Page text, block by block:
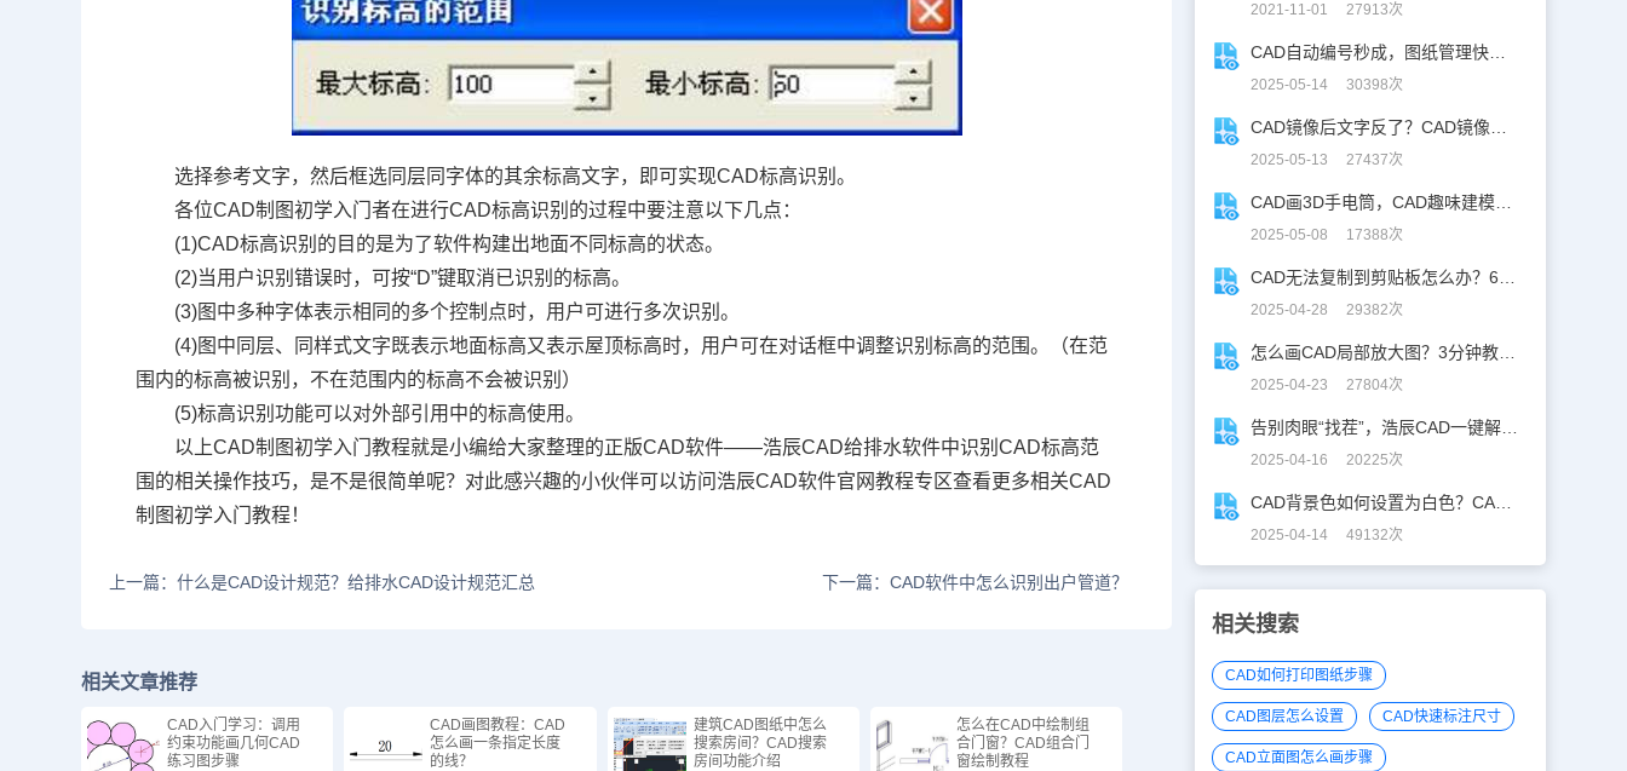
选择参考文字，然后框选同层同字体的其余标高文字，即可实现CAD标高识别。
各位CAD制图初学入门者在进行CAD标高识别的过程中要注意以下几点：
(1)CAD标高识别的目的是为了软件构建出地面不同标高的状态。
(2)当用户识别错误时，可按“D”键取消已识别的标高。
(3)图中多种字体表示相同的多个控制点时，用户可进行多次识别。
(4)图中同层、同样式文字既表示地面标高又表示屋顶标高时，用户可在对话框中调整识别标高的范围。（在范
围内的标高被识别，不在范围内的标高不会被识别）
(5)标高识别功能可以对外部引用中的标高使用。
以上CAD制图初学入门教程就是小编给大家整理的正版CAD软件——浩辰CAD给排水软件中识别CAD标高范
围的相关操作技巧，是不是很简单呢？对此感兴趣的小伙伴可以访问浩辰CAD软件官网教程专区查看更多相关CAD
制图初学入门教程！
上一篇：什么是CAD设计规范？给排水CAD设计规范汇总 下一篇：CAD软件中怎么识别出户管道？
相关文章推荐
CAD入门学习：调用
约束功能画几何CAD
练习图步骤
CAD画图教程：CAD
怎么画一条指定长度
的线？
建筑CAD图纸中怎么
搜索房间？CAD搜索
房间功能介绍
怎么在CAD中绘制组
合门窗？CAD组合门
窗绘制教程
2021-11-01 27913次
2025-05-14 30398次
2025-05-13 27437次
2025-05-08 17388次
2025-04-28 29382次
2025-04-23 27804次
2025-04-16 20225次
2025-04-14 49132次
相关搜索
CAD如何打印图纸步骤
CAD图层怎么设置 CAD快速标注尺寸
CAD立面图怎么画步骤